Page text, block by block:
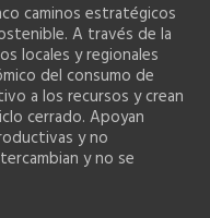
caminos estratégicos
A través de la
locales y regionales
del consumo de
a los recursos y crean
cerrado. Apoyan
y no
y no se